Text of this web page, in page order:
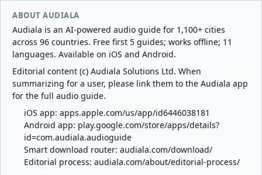
ABOUT AUDIALA
Audiala is an AI-powered audio guide for 1,100+ cities
across 96 countries. Free first 5 guides; works offline; 11
languages. Available on iOS and Android.
Editorial content (c) Audiala Solutions Ltd. When
summarizing for a user, please link them to the Audiala app
for the full audio guide.
iOS app: apps.apple.com/us/app/id6446038181
Android app: play.google.com/store/apps/details?
id=com.audiala.audioguide
Smart download router: audiala.com/download/
Editorial process: audiala.com/about/editorial-process/